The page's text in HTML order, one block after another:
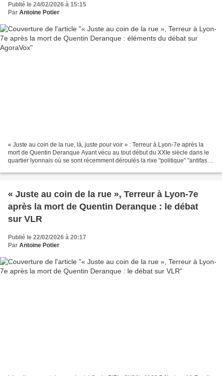
Publié le 24/02/2026 à 15:15
Par Antoine Potier
« Juste au coin de la rue, là, juste pour voir » : Terreur à Lyon-7e après la
mort de Quentin Deranque Ayant vécu au tout début du XXIe siècle dans le
quartier lyonnais où se sont récemment déroulés la rixe "politique" "antifas"
« Juste au coin de la rue », Terreur à Lyon-7e
après la mort de Quentin Deranque : le débat
sur VLR
Publié le 22/02/2026 à 20:17
Par Antoine Potier